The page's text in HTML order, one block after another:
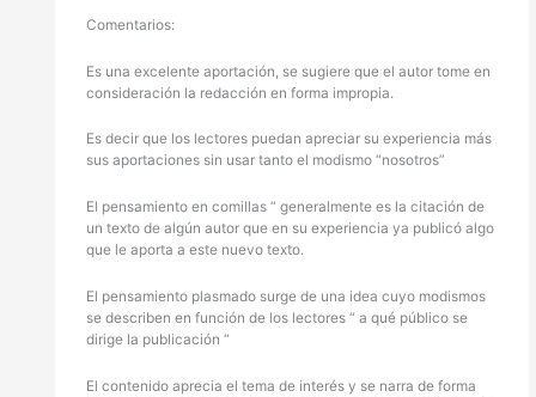
Comentarios:
Es una excelente aportación, se sugiere que el autor tome en
consideración la redacción en forma impropia.
Es decir que los lectores puedan apreciar su experiencia más
sus aportaciones sin usar tanto el modismo “nosotros”
El pensamiento en comillas “ generalmente es la citación de
un texto de algún autor que en su experiencia ya publicó algo
que le aporta a este nuevo texto.
El pensamiento plasmado surge de una idea cuyo modismos
se describen en función de los lectores “ a qué público se
dirige la publicación “
El contenido aprecia el tema de interés y se narra de forma